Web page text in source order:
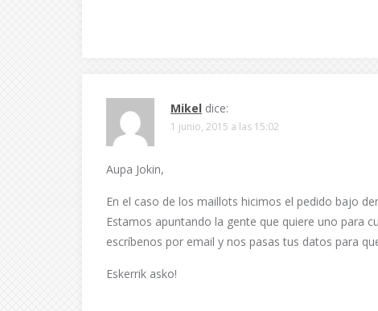
Mikel dice:
1 junio, 2015 a las 15:02
Aupa Jokin,
En el caso de los maillots hicimos el pedido bajo
Estamos apuntando la gente que quiere uno para
escríbenos por email y nos pasas tus datos para
Eskerrik asko!